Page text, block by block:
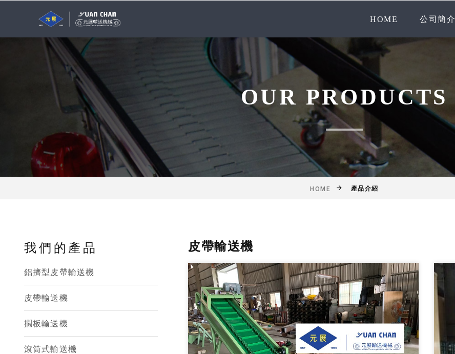
HOME 公司簡介
OUR PRODUCTS
HOME 產品介紹
我們的產品
鋁擠型皮帶輸送機
皮帶輸送機
擱板輸送機
滾筒式輸送機
皮帶輸送機